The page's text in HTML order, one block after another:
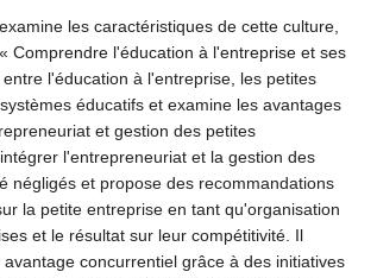
les caractéristiques de cette culture,
Comprendre l'éducation à l'entreprise et ses
l'éducation à l'entreprise, les petites
éducatifs et examine les avantages
et gestion des petites
l'entrepreneuriat et la gestion des
négligés et propose des recommandations
la petite entreprise en tant qu'organisation
et le résultat sur leur compétitivité. Il
concurrentiel grâce à des initiatives